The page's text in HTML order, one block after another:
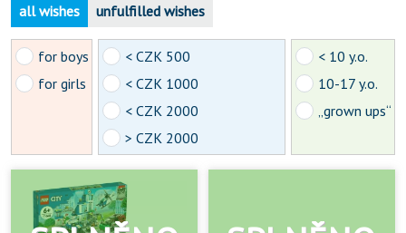
all wishes unfulfilled wishes
for boys
for girls
< CZK 500
< CZK 1000
< CZK 2000
> CZK 2000
< 10 y.o.
10-17 y.o.
„grown ups“